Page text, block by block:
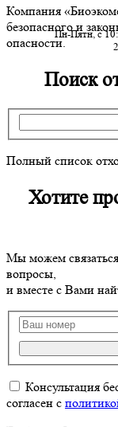
Пн-Пятн, с
Компания
безопасного и
опасности.
Поиск
Полный список
Хотите
Мы можем
вопросы,
и вместе с Вами
Консультация
согласен с